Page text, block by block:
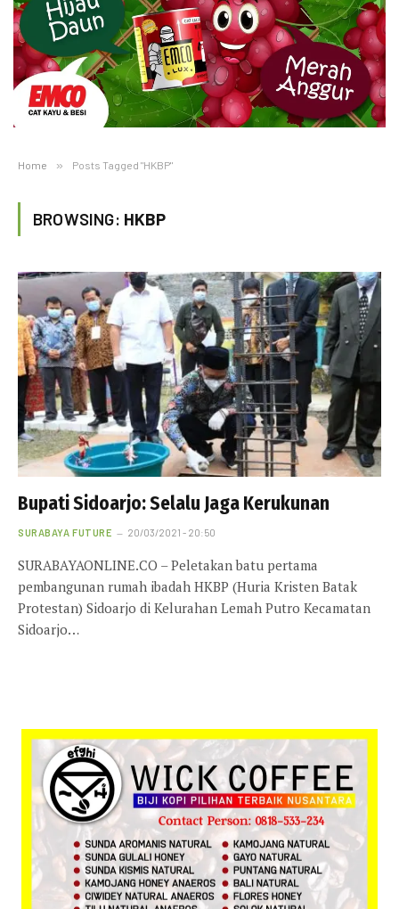
Home » Posts Tagged "HKBP"
BROWSING: HKBP
Bupati Sidoarjo: Selalu Jaga Kerukunan
SURABAYA FUTURE 20/03/2021 - 20:50
SURABAYAONLINE.CO – Peletakan batu pertama
pembangunan rumah ibadah HKBP (Huria Kristen Batak
Protestan) Sidoarjo di Kelurahan Lemah Putro Kecamatan
Sidoarjo…